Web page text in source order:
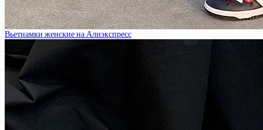
Вьетнамки женские на Алиэкспресс